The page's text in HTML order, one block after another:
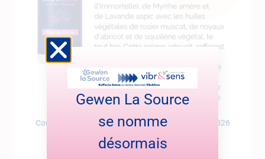
Coup de cœur dans Cerveau et Santé – janvier 2026
Le magazine Cerveau et Santé met en lumière notre
Gewen La Source
se nomme
désormais